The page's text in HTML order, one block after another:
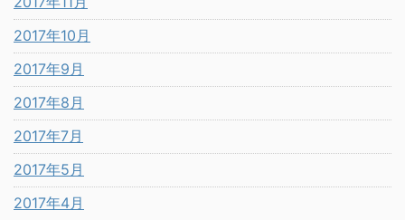
2017年10月
2017年9月
2017年8月
2017年7月
2017年5月
2017年4月